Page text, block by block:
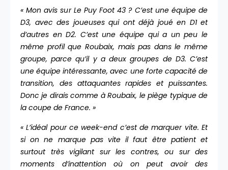
« Mon avis sur Le Puy Foot 43 ? C’est une équipe de
D3, avec des joueuses qui ont déjà joué en D1 et
d’autres en D2. C’est une équipe qui a un peu le
même profil que Roubaix, mais pas dans le même
groupe, parce qu’il y a deux groupes de D3. C’est
une équipe intéressante, avec une forte capacité de
transition, des attaquantes rapides et puissantes.
Donc je dirais comme à Roubaix, le piège typique de
la coupe de France. »
« L’idéal pour ce week-end c’est de marquer vite. Et
si on ne marque pas vite il faut être patient et
surtout très vigilant sur les contres, ou sur des
moments d’inattention où on peut avoir des